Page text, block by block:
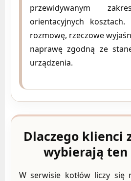
przewidywanym
orientacyjnych kosztach.
rozmowę, rzeczowe
naprawę zgodną ze
urządzenia.
Dlaczego klienci
wybierają ten
W serwisie kotłów liczy się